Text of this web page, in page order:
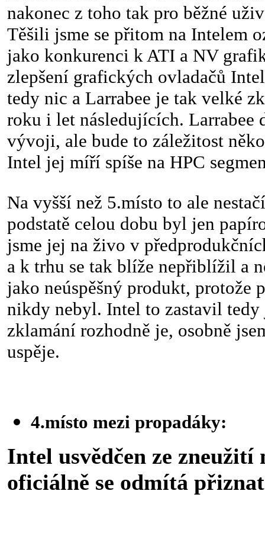
nakonec z toho tak pro běžné
Těšili jsme se přitom na Intelem
jako konkurenci k ATI a NV
zlepšení grafických ovladačů
tedy nic a Larrabee je tak velké
roku i let následujících. Larrabee
vývoji, ale bude to záležitost
Intel jej míří spíše na HPC
Na vyšší než 5.místo to ale
podstatě celou dobu byl jen
jsme jej na živo v
a k trhu se tak blíže nepřiblížil a
jako neúspěšný produkt, protože
nikdy nebyl. Intel to zastavil tedy
zklamání rozhodně je, osobně
uspěje.
4.místo mezi propadáky:
Intel usvědčen ze zneužití
oficiálně se odmítá přiznat